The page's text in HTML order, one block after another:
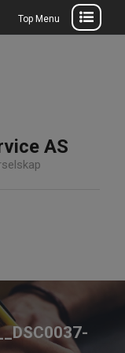
Top Menu
AS